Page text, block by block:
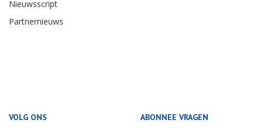
Nieuwsscript
Partnernieuws
VOLG ONS ABONNEE VRAGEN